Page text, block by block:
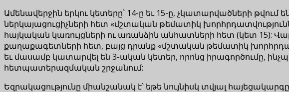
Ամենավերջին երկու կետերը՝ 14-ը եւ 15-ը, չկատարվածների
ներկայացուցիչների հետ «մշտական թեմատիկ
հայկական կառույցների ու առանձին անհատների հետ (կետ 15):
քաղաքագետների հետ, բայց դրանք «մշտական թեմատիկ
եւ մասամբ կատարվել են 3-ական կետեր, որոնց իրագործումը,
հետպատերազմական շրջանում:
Եզրակացությունը միանշանակ է՝ եթե նույնիսկ տվյալ